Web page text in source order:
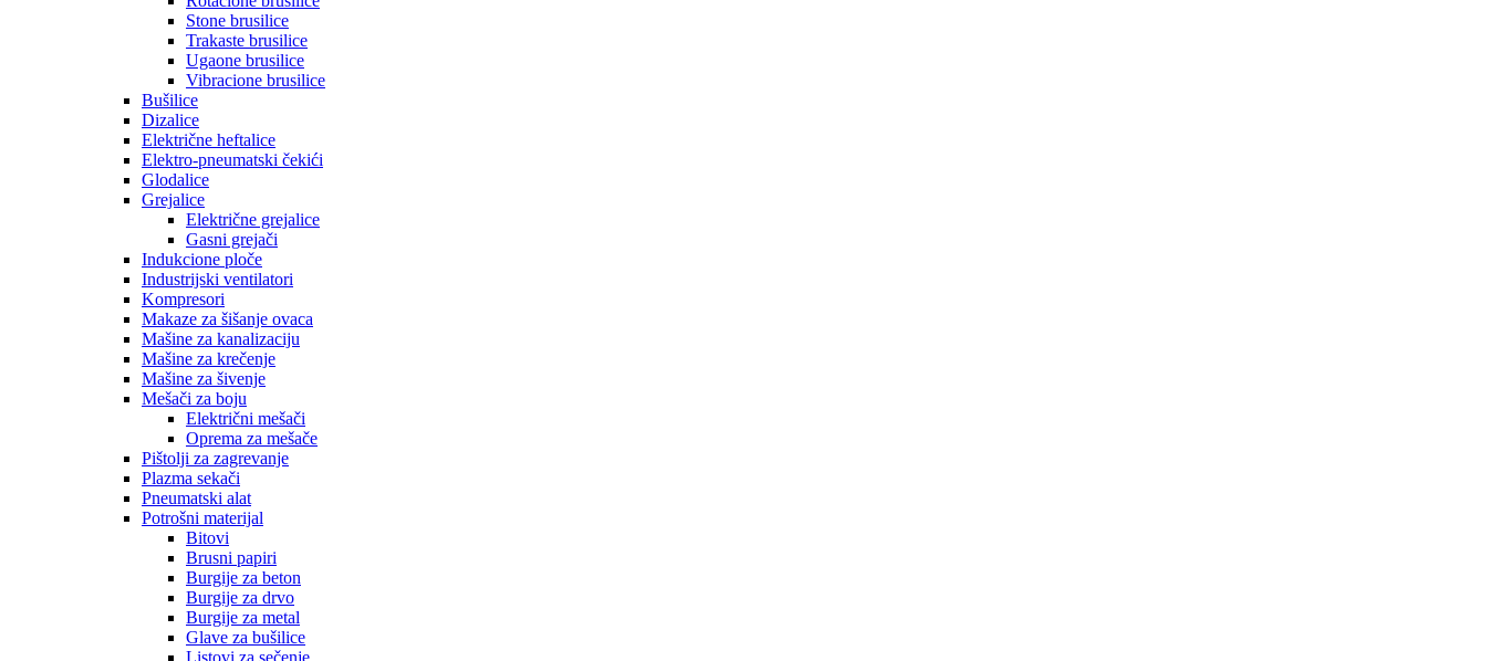
Stone brusilice
Trakaste brusilice
Ugaone brusilice
Vibracione brusilice
Bušilice
Dizalice
Električne heftalice
Elektro-pneumatski čekići
Glodalice
Grejalice
Električne grejalice
Gasni grejači
Indukcione ploče
Industrijski ventilatori
Kompresori
Makaze za šišanje ovaca
Mašine za kanalizaciju
Mašine za krečenje
Mašine za šivenje
Mešači za boju
Električni mešači
Oprema za mešače
Pištolji za zagrevanje
Plazma sekači
Pneumatski alat
Potrošni materijal
Bitovi
Brusni papiri
Burgije za beton
Burgije za drvo
Burgije za metal
Glave za bušilice
Listovi za sečenje